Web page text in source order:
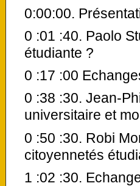
0:00:00.
0 :01 :40. Paolo
étudiante ?
0 :17 :00
0 :38 :30. Jean-
universitaire et
0 :50 :30. Robi
citoyennetés
1 :02 :30.